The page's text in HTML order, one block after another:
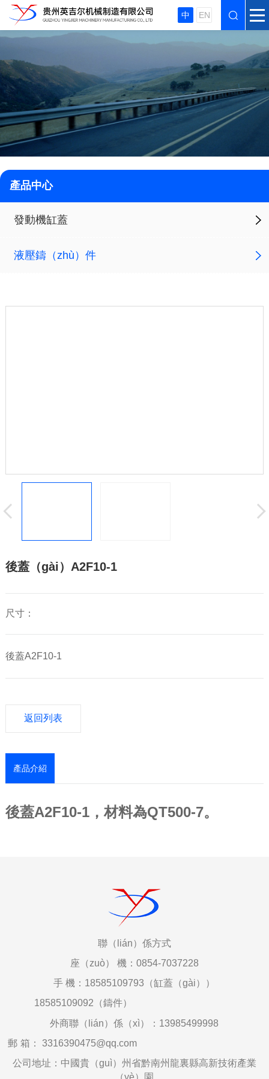
中 EN
產品中心
發動機缸蓋
液壓鑄（zhù）件
後蓋（gài）A2F10-1
尺寸：
後蓋A2F10-1
返回列表
產品介紹
後蓋A2F10-1，材料為QT500-7。
聯（lián）係方式
座（zuò） 機：0854-7037228
手機：18585109793（缸蓋（gài））
18585109092（鑄件）
外商聯（lián）係（xì）： 13985499998
郵 箱 ：3316390475@qq.com
公司地址：中國貴（guì）州省黔南州龍裏縣高新技術產業
（yè）園